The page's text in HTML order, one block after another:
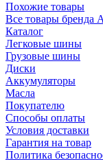
Похожие товары
Все товары бренда
Каталог
Легковые шины
Грузовые шины
Диски
Аккумуляторы
Масла
Покупателю
Способы оплаты
Условия доставки
Гарантия на товар
Политика